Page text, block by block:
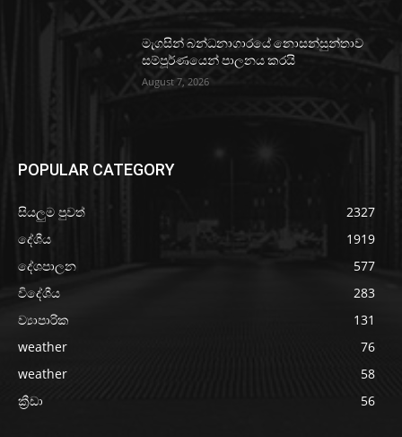
මැගසින් බන්ධනාගාරයේ නොසන්සුන්තාව
සම්පූර්ණයෙන් පාලනය කරයි
August 7, 2026
POPULAR CATEGORY
සියලුම පුවත්
2327
දේශීය
1919
දේශපාලන
577
විදේශීය
283
ව්‍යාපාරික
131
weather
76
weather
58
ක්‍රීඩා
56